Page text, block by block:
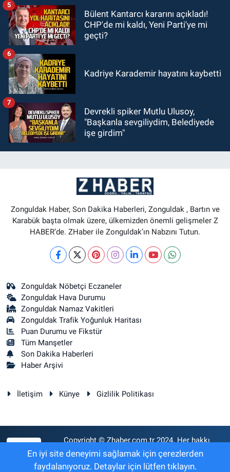
Bülent Kantarcı kararını açıkladı!
CHP'de mi kaldı, Yeni Parti'ye mi
geçti?
5
Kadriye Karademir hayatını kaybetti
6
Devrekli spiker Mutlu Ulusoy,
"Başkanla sevgiliydim, Belediyede
işe girdim"
7
Zonguldak Haber, Son Dakika Haberleri, Zonguldak , Bartın ve
Karabük başta olmak üzere, ülkemizden önemli gelişmeler Z
HABER’de. ZHaber ile Zonguldak’ın Nabzını Tutun.
Zonguldak Nöbetçi Eczaneler
Zonguldak Hava Durumu
Zonguldak Namaz Vakitleri
Zonguldak Trafik Yoğunluk Haritası
Puan Durumu ve Fikstür
Tüm Manşetler
Son Dakika Haberleri
Haber Arşivi
İletişim Künye Gizlilik Politikası
Copyright © Zhaber.com.tr 2024. Her hakkı
saklıdır.
En iyi site deneyimi sağlamak için çerezlerden
faydalanıyoruz. Detaylar için lütfen tıklayın.